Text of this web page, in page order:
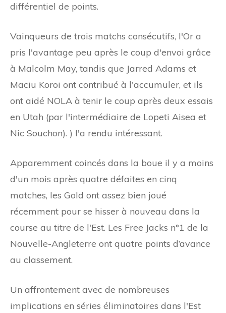
différentiel de points.
Vainqueurs de trois matchs consécutifs, l'Or a
pris l'avantage peu après le coup d'envoi grâce
à Malcolm May, tandis que Jarred Adams et
Maciu Koroi ont contribué à l'accumuler, et ils
ont aidé NOLA à tenir le coup après deux essais
en Utah (par l'intermédiaire de Lopeti Aisea et
Nic Souchon). ) l'a rendu intéressant.
Apparemment coincés dans la boue il y a moins
d'un mois après quatre défaites en cinq
matches, les Gold ont assez bien joué
récemment pour se hisser à nouveau dans la
course au titre de l'Est. Les Free Jacks n°1 de la
Nouvelle-Angleterre ont quatre points d’avance
au classement.
Un affrontement avec de nombreuses
implications en séries éliminatoires dans l'Est